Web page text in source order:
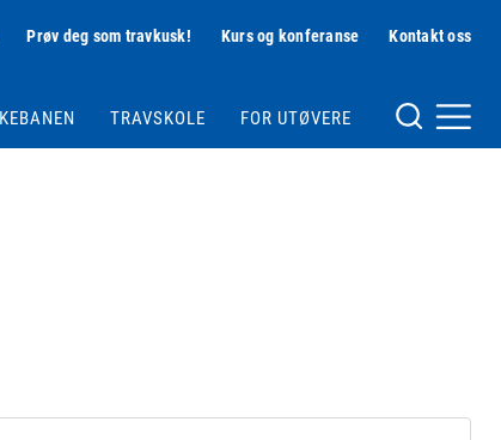
Prøv deg som travkusk! Kurs og konferanse Kontakt oss
TRAVSKOLE FOR UTØVERE